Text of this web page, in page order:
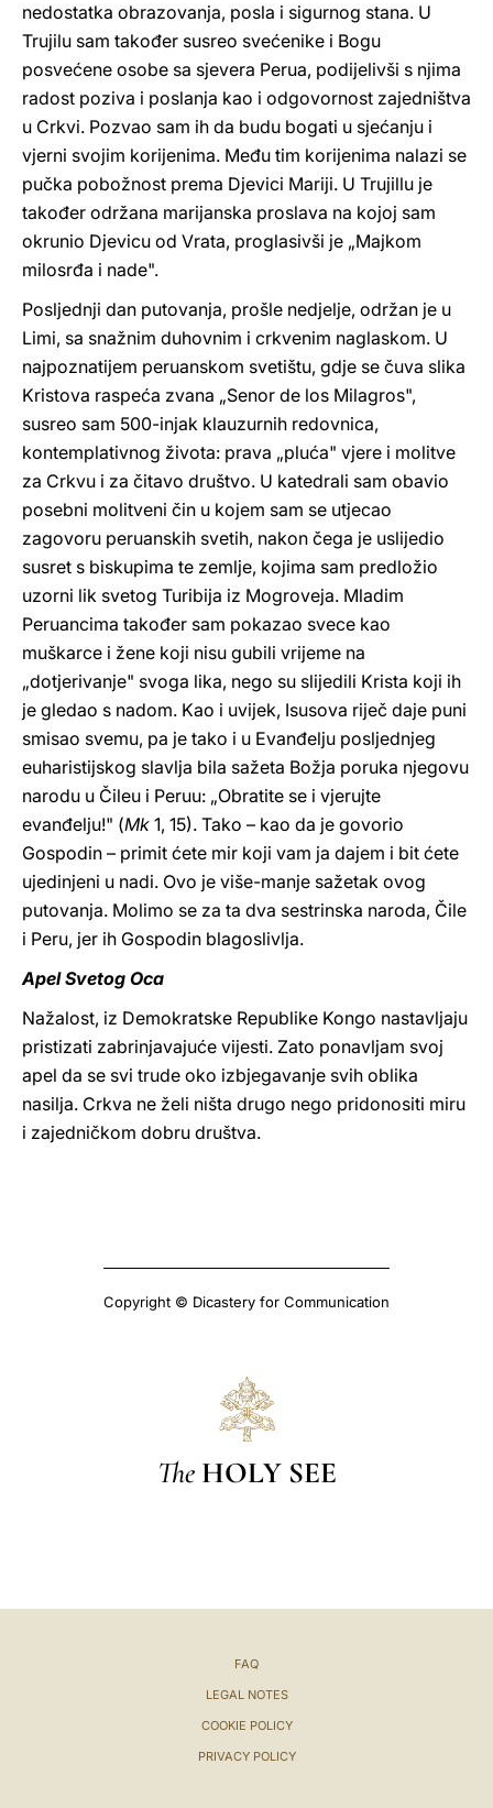
nedostatka obrazovanja, posla i sigurnog stana. U
Trujilu sam također susreo svećenike i Bogu
posvećene osobe sa sjevera Perua, podijelivši s njima
radost poziva i poslanja kao i odgovornost zajedništva
u Crkvi. Pozvao sam ih da budu bogati u sjećanju i
vjerni svojim korijenima. Među tim korijenima nalazi se
pučka pobožnost prema Djevici Mariji. U Trujillu je
također održana marijanska proslava na kojoj sam
okrunio Djevicu od Vrata, proglasivši je „Majkom
milosrđa i nade".
Posljednji dan putovanja, prošle nedjelje, održan je u
Limi, sa snažnim duhovnim i crkvenim naglaskom. U
najpoznatijem peruanskom svetištu, gdje se čuva slika
Kristova raspeća zvana „Senor de los Milagros",
susreo sam 500-injak klauzurnih redovnica,
kontemplativnog života: prava „pluća" vjere i molitve
za Crkvu i za čitavo društvo. U katedrali sam obavio
posebni molitveni čin u kojem sam se utjecao
zagovoru peruanskih svetih, nakon čega je uslijedio
susret s biskupima te zemlje, kojima sam predložio
uzorni lik svetog Turibija iz Mogroveja. Mladim
Peruancima također sam pokazao svece kao
muškarce i žene koji nisu gubili vrijeme na
„dotjerivanje" svoga lika, nego su slijedili Krista koji ih
je gledao s nadom. Kao i uvijek, Isusova riječ daje puni
smisao svemu, pa je tako i u Evanđelju posljednjeg
euharistijskog slavlja bila sažeta Božja poruka njegovu
narodu u Čileu i Peruu: „Obratite se i vjerujte
evanđelju!" (Mk 1, 15). Tako – kao da je govorio
Gospodin – primit ćete mir koji vam ja dajem i bit ćete
ujedinjeni u nadi. Ovo je više-manje sažetak ovog
putovanja. Molimo se za ta dva sestrinska naroda, Čile
i Peru, jer ih Gospodin blagoslivlja.
Apel Svetog Oca
Nažalost, iz Demokratske Republike Kongo nastavljaju
pristizati zabrinjavajuće vijesti. Zato ponavljam svoj
apel da se svi trude oko izbjegavanje svih oblika
nasilja. Crkva ne želi ništa drugo nego pridonositi miru
i zajedničkom dobru društva.
Copyright © Dicastery for Communication
The HOLY SEE
FAQ
LEGAL NOTES
COOKIE POLICY
PRIVACY POLICY